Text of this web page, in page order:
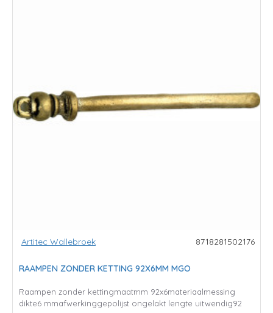
Artitec Wallebroek 8718281502176
RAAMPEN ZONDER KETTING 92X6MM MGO
Raampen zonder kettingmaatmm 92x6materiaalmessing
dikte6 mmafwerkinggepolijst ongelakt lengte uitwendig92